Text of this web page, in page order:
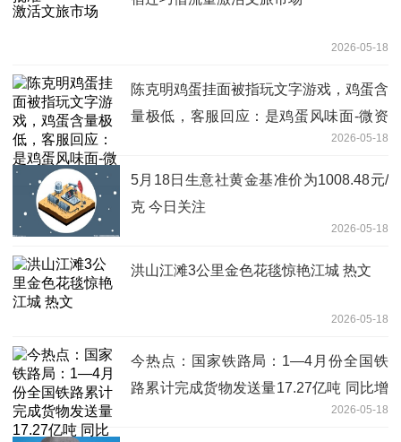
2026-05-18
陈克明鸡蛋挂面被指玩文字游戏，鸡蛋含
量极低，客服回应：是鸡蛋风味面-微资
2026-05-18
5月18日生意社黄金基准价为1008.48元/
克 今日关注
2026-05-18
洪山江滩3公里金色花毯惊艳江城 热文
2026-05-18
今热点：国家铁路局：1—4月份全国铁
路累计完成货物发送量17.27亿吨 同比增
2026-05-18